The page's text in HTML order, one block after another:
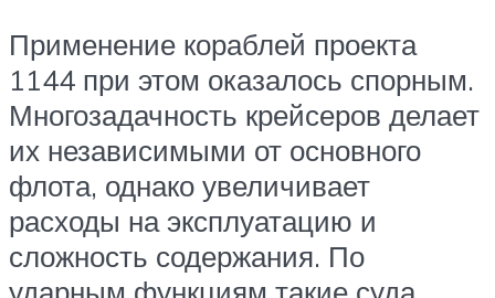
Применение кораблей проекта
1144 при этом оказалось спорным.
Многозадачность крейсеров делает
их независимыми от основного
флота, однако увеличивает
расходы на эксплуатацию и
сложность содержания. По